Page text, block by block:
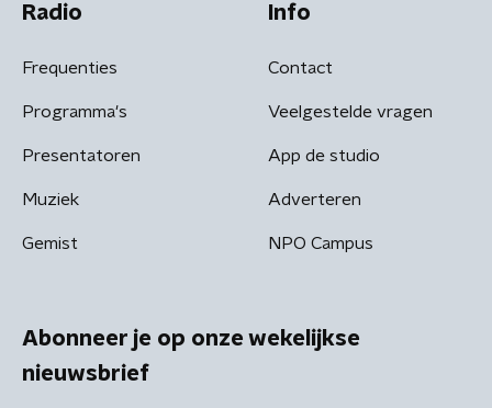
Radio
Frequenties
Programma's
Presentatoren
Muziek
Gemist
Info
Contact
Veelgestelde vragen
App de studio
Adverteren
NPO Campus
Abonneer je op onze wekelijkse
nieuwsbrief